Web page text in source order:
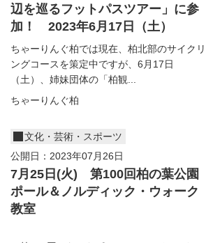
辺を巡るフットパスツアー」に参
加！ 2023年6月17日（土）
ちゃーりんぐ柏では現在、柏北部のサイクリ
ングコースを策定中ですが、6月17日
（土）、姉妹団体の「柏観...
ちゃーりんぐ柏
文化・芸術・スポーツ
公開日：2023年07月26日
7月25日(火) 第100回柏の葉公園
ポール＆ノルディック・ウォーク
教室